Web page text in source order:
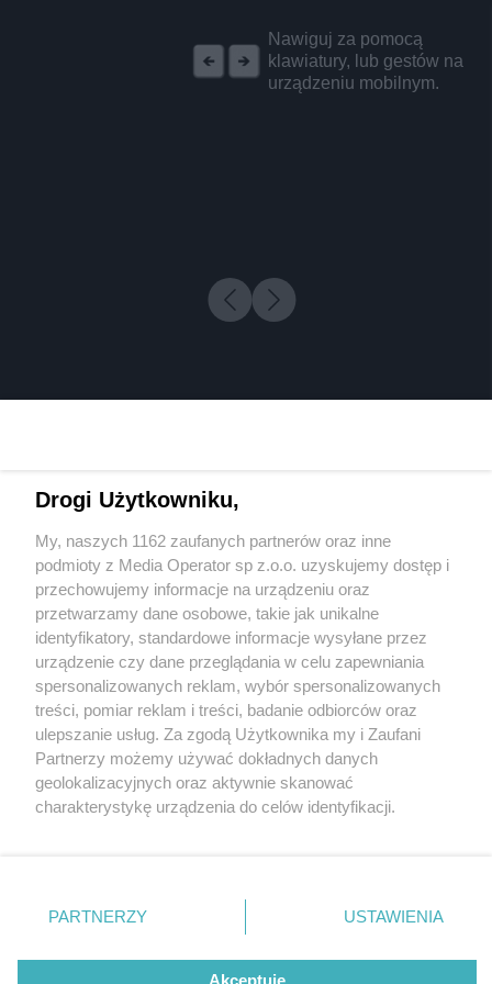
Nawiguj za pomocą
klawiatury, lub gestów na
urządzeniu mobilnym.
2 / 0
Wydawca mediów lokalnych
Nie zapomnij
zapoznać się z:
polityką prywatności regulamin korzystania z portali
Twojemiasto
Piekary Śląskie
Chorzów
Tarnowskie Góry
Gliwice
Skontakuj sięz nami
Kontakt
Wydawca
Redakcja
Drogi Użytkowniku,
My, naszych 1162 zaufanych partnerów oraz inne
podmioty z Media Operator sp z.o.o. uzyskujemy dostęp i
przechowujemy informacje na urządzeniu oraz
przetwarzamy dane osobowe, takie jak unikalne
identyfikatory, standardowe informacje wysyłane przez
urządzenie czy dane przeglądania w celu zapewniania
spersonalizowanych reklam, wybór spersonalizowanych
treści, pomiar reklam i treści, badanie odbiorców oraz
ulepszanie usług. Za zgodą Użytkownika my i Zaufani
Partnerzy możemy używać dokładnych danych
geolokalizacyjnych oraz aktywnie skanować
charakterystykę urządzenia do celów identyfikacji.
zmienić/wycofać klikając przycisk ustawień prywatności
znajdujący się w lewym dolnym rogu strony
rodzaje przetwarzania danych nie wymagają zgody
użytkownika, ale masz prawo sprzeciwić się takiemu
PARTNERZY USTAWIENIA
Akceptuję